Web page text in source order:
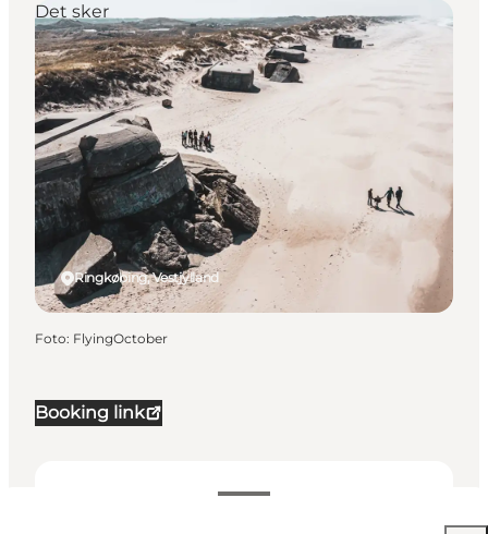
Booking link
Ringkøbing, Vestjylland
Det sker
Foto: FlyingOctober